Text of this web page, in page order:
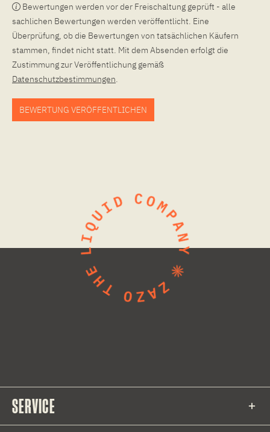
Bewertungen werden vor der Freischaltung geprüft - alle
sachlichen Bewertungen werden veröffentlicht. Eine
Überprüfung, ob die Bewertungen von tatsächlichen Käufern
stammen, findet nicht statt. Mit dem Absenden erfolgt die
Zustimmung zur Veröffentlichung gemäß
Datenschutzbestimmungen.
BEWERTUNG VERÖFFENTLICHEN
SERVICE